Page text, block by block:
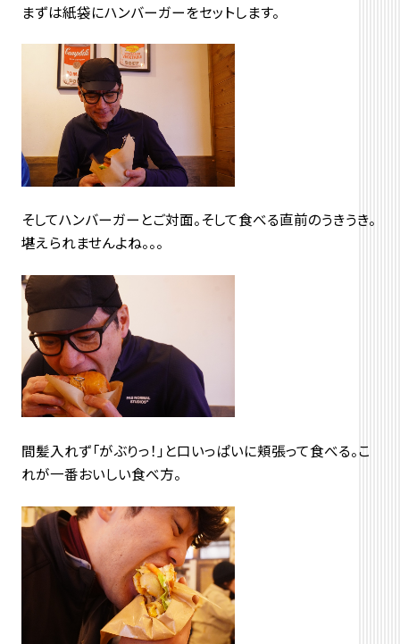
まずは紙袋にハンバーガーをセットします。
そしてハンバーガーとご対面。そして食べる直前のうきうき。
堪えられませんよね。。。
間髪入れず「がぶりっ！」と口いっぱいに頬張って食べる。こ
れが一番おいしい食べ方。